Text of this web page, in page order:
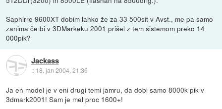
Saphirre 9600XT dobim lahko že za 33 500sit v Avst., me pa samo
zanima če bi v 3DMarkeku 2001 prišel z tem sistemom preko 14
000pik?
Jackass
:: 18. jan 2004, 21:36
Ja en model je v eni drugi temi jamru, da dobi samo 8000k pik v
3dmark2001! Sam je mel proc 1600+!